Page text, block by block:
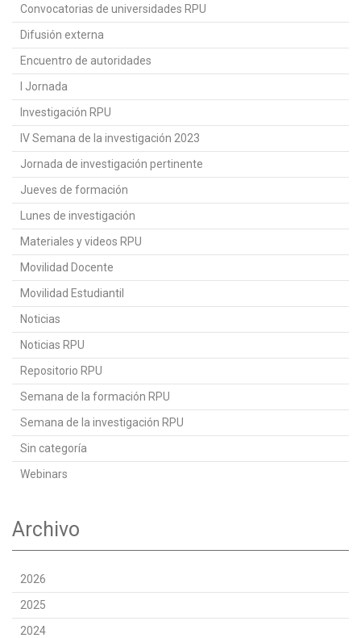
Convocatorias de universidades RPU
Difusión externa
Encuentro de autoridades
I Jornada
Investigación RPU
IV Semana de la investigación 2023
Jornada de investigación pertinente
Jueves de formación
Lunes de investigación
Materiales y videos RPU
Movilidad Docente
Movilidad Estudiantil
Noticias
Noticias RPU
Repositorio RPU
Semana de la formación RPU
Semana de la investigación RPU
Sin categoría
Webinars
Archivo
2026
2025
2024